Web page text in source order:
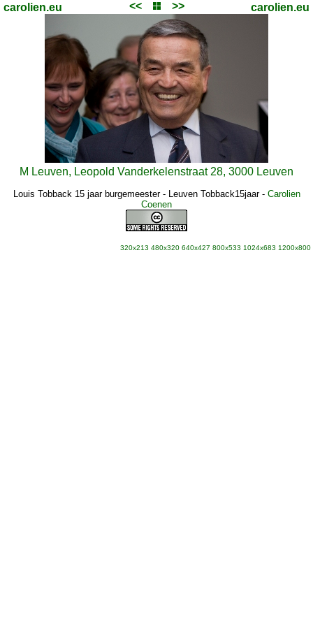
carolien.eu << >> carolien.eu
M Leuven, Leopold Vanderkelenstraat 28, 3000 Leuven
Louis Tobback 15 jaar burgemeester - Leuven Tobback15jaar- Carolien
Coenen
320x213 480x320 640x427 800x533 1024x683 1200x800